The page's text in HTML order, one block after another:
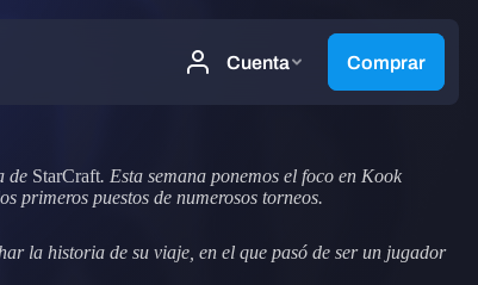
de StarCraft. Esta semana ponemos el foco en Kook
primeros puestos de numerosos torneos.
la historia de su viaje, en el que pasó de ser un jugador